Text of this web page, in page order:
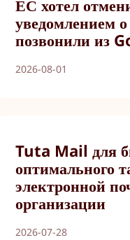
ЕС хотел
уведомлением
позвонили из
2026-08-01
Tuta Mail для
оптимального
электронной
организации
2026-07-28